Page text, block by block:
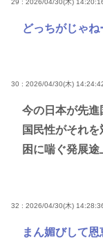
29 : 2026/04/30(木)
どっちがじゃね
30 : 2026/04/30(木)
今の日本が先進
国民性がそれ
困に喘ぐ発展途
32 : 2026/04/30(木)
まん媚びして